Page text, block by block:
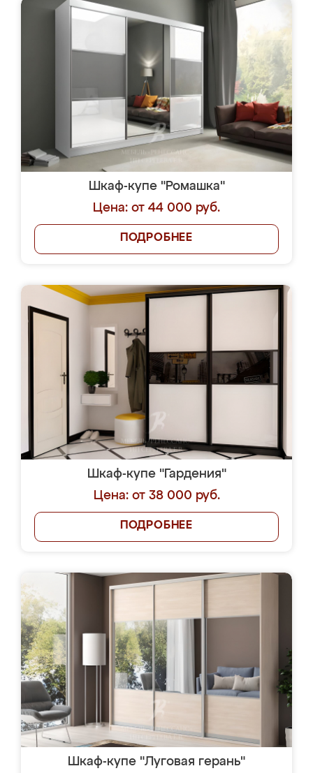
Шкаф-купе "Ромашка"
Цена: от 44 000 руб.
ПОДРОБНЕЕ
Шкаф-купе "Гардения"
Цена: от 38 000 руб.
ПОДРОБНЕЕ
Шкаф-купе "Луговая герань"